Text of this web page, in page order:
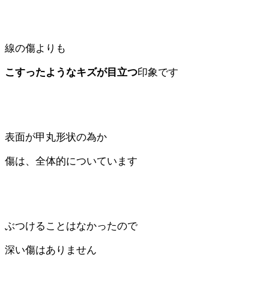
線の傷よりも
こすったようなキズが目立つ印象です
表面が甲丸形状の為か
傷は、全体的についています
ぶつけることはなかったので
深い傷はありません